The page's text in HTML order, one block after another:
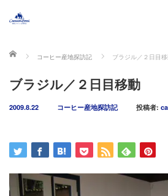
ホーム コーヒー産地探訪記 ブラジル／２日目
ブラジル／２日目移動
2009.8.22 コーヒー産地探訪記 投稿者: